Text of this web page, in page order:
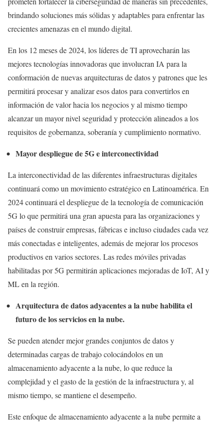
brindando soluciones más sólidas y adaptables para enfrentar las
crecientes amenazas en el mundo digital.
En los 12 meses de 2024, los líderes de TI aprovecharán las
mejores tecnologías innovadoras que involucran IA para la
conformación de nuevas arquitecturas de datos y patrones que les
permitirá procesar y analizar esos datos para convertirlos en
información de valor hacia los negocios y al mismo tiempo
alcanzar un mayor nivel seguridad y protección alineados a los
requisitos de gobernanza, soberanía y cumplimiento normativo.
Mayor despliegue de 5G e interconectividad
La interconectividad de las diferentes infraestructuras digitales
continuará como un movimiento estratégico en Latinoamérica. En
2024 continuará el despliegue de la tecnología de comunicación
5G lo que permitirá una gran apuesta para las organizaciones y
países de construir empresas, fábricas e incluso ciudades cada vez
más conectadas e inteligentes, además de mejorar los procesos
productivos en varios sectores. Las redes móviles privadas
habilitadas por 5G permitirán aplicaciones mejoradas de IoT, AI y
ML en la región.
Arquitectura de datos adyacentes a la nube habilita el
futuro de los servicios en la nube.
Se pueden atender mejor grandes conjuntos de datos y
determinadas cargas de trabajo colocándolos en un
almacenamiento adyacente a la nube, lo que reduce la
complejidad y el gasto de la gestión de la infraestructura y, al
mismo tiempo, se mantiene el desempeño.
Este enfoque de almacenamiento adyacente a la nube permite a